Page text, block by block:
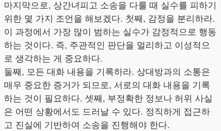
마지막으로, 상간녀피고 소송을 다룰 때 실수를 피하기
위한 몇 가지 조언을 해보겠다. 첫째, 감정을 분리하라.
이 과정에서 가장 많이 범하는 실수가 감정적으로 행동
하는 것이다. 즉, 주관적인 판단을 멀리하고 이성적으
로 생각하는 게 중요하다.
둘째, 모든 대화 내용을 기록하라. 상대방과의 소통은
매우 중요한 증거가 되므로, 서로의 대화 내용을 기록
하는 것이 필요하다. 셋째, 부정확한 정보나 허위 사실
은 어떤 상황에서도 드러날 수 있다. 정직하게 접근하
고 진실에 기반하여 소송을 진행해야 한다.